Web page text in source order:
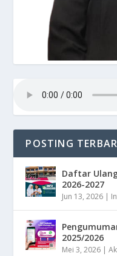
POSTING
Daftar
2026-2027
Jun 13, 2026 |
2025/2026
Mei 3, 2026 |